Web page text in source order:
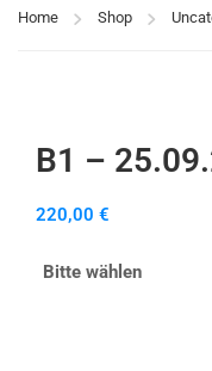
Home Shop
B1 –
220,00 €
Bitte wählen